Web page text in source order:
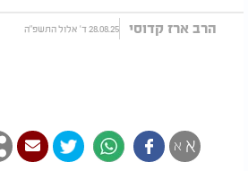
הרב ארז קדוסי 28.08.25 ד' אלול התשפ"ה
א א